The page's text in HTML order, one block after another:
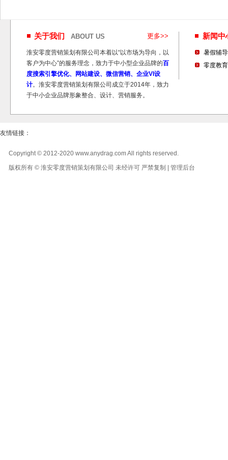
更多>>
关于我们 ABOUT US
淮安零度营销策划有限公司本着以“以市场为导向，以
客户为中心”的服务理念，致力于中小型企业品牌的百
度搜索引擎优化、网站建设、微信营销、企业VI设
计。淮安零度营销策划有限公司成立于2014年，致力
于中小企业品牌形象整合、设计、营销服务。
新闻
暑假辅
零度教
友情链接：
Copyright © 2012-2020 www.anydrag.com All rights reserved.
版权所有 © 淮安零度营销策划有限公司 未经许可 严禁复制 | 管理后台